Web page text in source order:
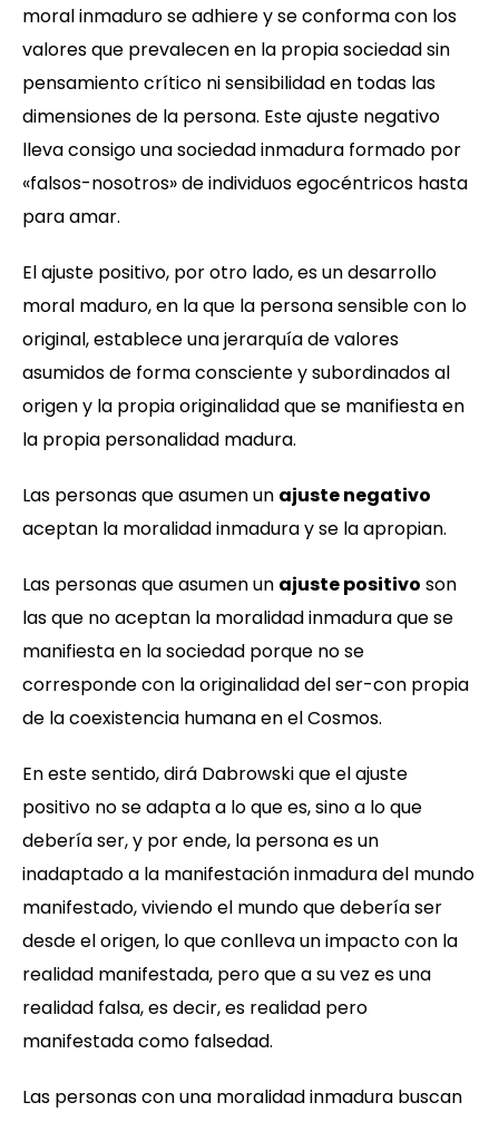
moral inmaduro se adhiere y se conforma con los
valores que prevalecen en la propia sociedad sin
pensamiento crítico ni sensibilidad en todas las
dimensiones de la persona. Este ajuste negativo
lleva consigo una sociedad inmadura formado por
«falsos-nosotros» de individuos egocéntricos hasta
para amar.
El ajuste positivo, por otro lado, es un desarrollo
moral maduro, en la que la persona sensible con lo
original, establece una jerarquía de valores
asumidos de forma consciente y subordinados al
origen y la propia originalidad que se manifiesta en
la propia personalidad madura.
Las personas que asumen un ajuste negativo
aceptan la moralidad inmadura y se la apropian.
Las personas que asumen un ajuste positivo son
las que no aceptan la moralidad inmadura que se
manifiesta en la sociedad porque no se
corresponde con la originalidad del ser-con propia
de la coexistencia humana en el Cosmos.
En este sentido, dirá Dabrowski que el ajuste
positivo no se adapta a lo que es, sino a lo que
debería ser, y por ende, la persona es un
inadaptado a la manifestación inmadura del mundo
manifestado, viviendo el mundo que debería ser
desde el origen, lo que conlleva un impacto con la
realidad manifestada, pero que a su vez es una
realidad falsa, es decir, es realidad pero
manifestada como falsedad.
Las personas con una moralidad inmadura buscan